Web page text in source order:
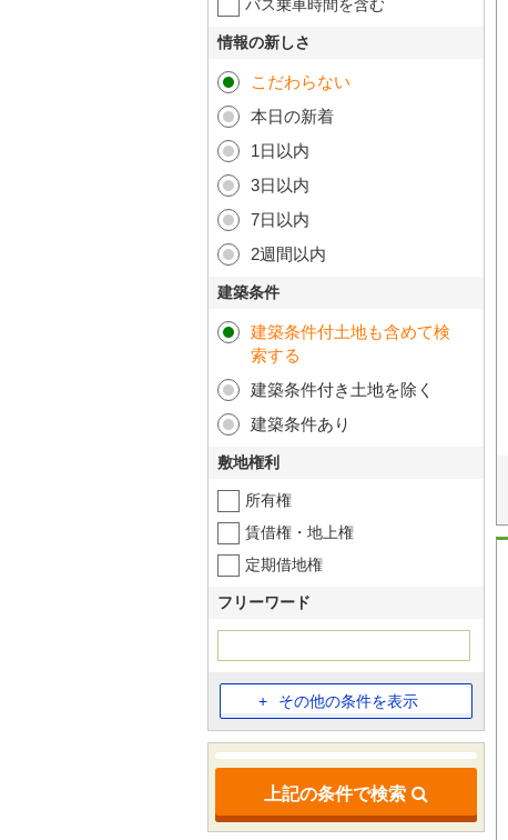
バス乗車時間を含む
情報の新しさ
こだわらない
本日の新着
1日以内
3日以内
7日以内
2週間以内
建築条件
建築条件付土地も含めて検
索する
建築条件付き土地を除く
建築条件あり
敷地権利
所有権
賃借権・地上権
定期借地権
フリーワード
その他の条件を表示
上記の条件で検索